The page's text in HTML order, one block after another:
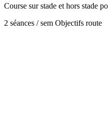
Course sur stade et hors stade
2 séances / sem Objectifs route